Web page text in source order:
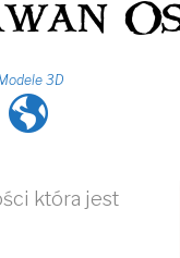
3D
która jest